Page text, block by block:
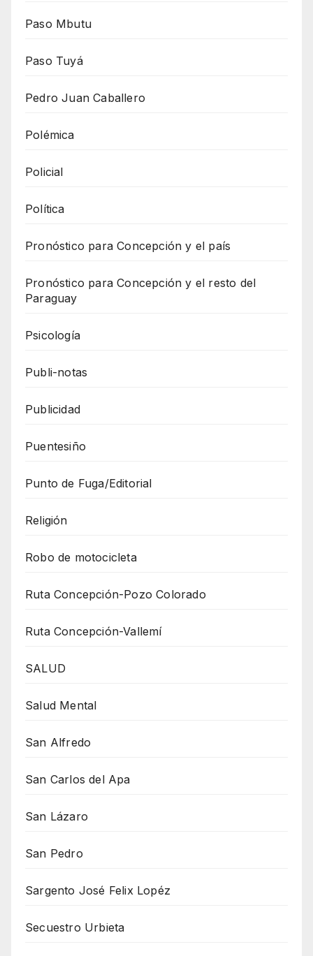
Paso Mbutu
Paso Tuyá
Pedro Juan Caballero
Polémica
Policial
Política
Pronóstico para Concepción y el país
Pronóstico para Concepción y el resto del
Paraguay
Psicología
Publi-notas
Publicidad
Puentesiño
Punto de Fuga/Editorial
Religión
Robo de motocicleta
Ruta Concepción-Pozo Colorado
Ruta Concepción-Vallemí
SALUD
Salud Mental
San Alfredo
San Carlos del Apa
San Lázaro
San Pedro
Sargento José Felix Lopéz
Secuestro Urbieta